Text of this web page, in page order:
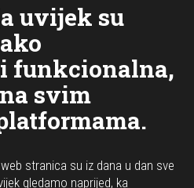
uvijek su
funkcionalna,
svim
stranica su iz dana u dan sve
gledamo naprijed, ka